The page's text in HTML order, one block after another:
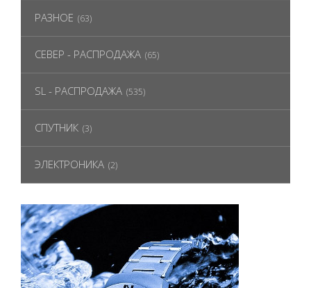
РАЗНОЕ (63)
СЕВЕР - РАСПРОДАЖА (65)
SL - РАСПРОДАЖА (535)
СПУТНИК (3)
ЭЛЕКТРОНИКА (2)